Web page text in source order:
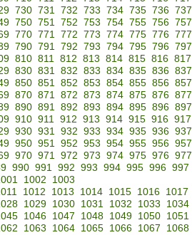
730 731 732 733 734 735 736 737
750 751 752 753 754 755 756 757
770 771 772 773 774 775 776 777
790 791 792 793 794 795 796 797
810 811 812 813 814 815 816 817
830 831 832 833 834 835 836 837
850 851 852 853 854 855 856 857
870 871 872 873 874 875 876 877
890 891 892 893 894 895 896 897
910 911 912 913 914 915 916 917
930 931 932 933 934 935 936 937
950 951 952 953 954 955 956 957
970 971 972 973 974 975 976 977
990 991 992 993 994 995 996 997
1002
1003
1012 1013 1014 1015 1016 1017
1029 1030 1031 1032 1033 1034
1046 1047 1048 1049 1050 1051
1063 1064 1065 1066 1067 1068